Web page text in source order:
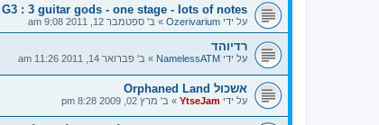
G3 : 3 guitar gods - one stage - lots of notes
על ידי Ozerivarium
» ב' ספטמבר 12, 2011 9:08 am
רדיוהד
על ידי NamelessATM
» ב' פברואר 14, 2011 11:26 am
אשכול Orphaned Land
על ידי YtseJam
» ב' מרץ 02, 2009 8:28 pm